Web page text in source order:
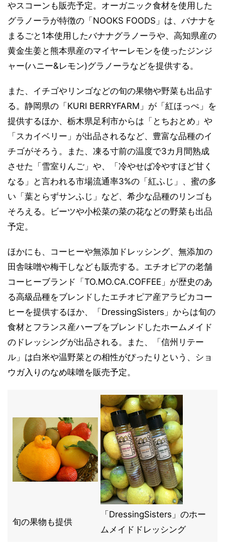
やスコーンも販売予定。オーガニック食材を使用した
グラノーラが特徴の「NOOKS FOODS」は、バナナを
まるごと1本使用したバナナグラノーラや、高知県産の
黄金生姜と熊本県産のマイヤーレモンを使ったジンジ
ャー(ハニー&レモン)グラノーラなどを提供する。
また、イチゴやリンゴなどの旬の果物や野菜も出品す
る。静岡県の「KURI BERRYFARM」が「紅ほっぺ」を
提供するほか、栃木県足利市からは「とちおとめ」や
「スカイベリー」が出品されるなど、豊富な品種のイ
チゴがそろう。また、凍る寸前の温度で3カ月間熟成
させた「雪室りんご」や、「冷やせば冷やすほど甘く
なる」と言われる市場流通率3%の「紅ふじ」、蜜の多
い「葉とらずサンふじ」など、希少な品種のリンゴも
そろえる。ビーツや小松菜の菜の花などの野菜も出品
予定。
ほかにも、コーヒーや無添加ドレッシング、無添加の
田舎味噌や梅干しなども販売する。エチオピアの老舗
コーヒーブランド「TO.MO.CA.COFFEE」が歴史のあ
る高級品種をブレンドしたエチオピア産アラビカコー
ヒーを提供するほか、「DressingSisters」からは旬の
食材とフランス産ハーブをブレンドしたホームメイド
のドレッシングが出品される。また、「信州リテー
ル」は白米や温野菜との相性がぴったりという、ショ
ウガ入りのなめ味噌を販売予定。
旬の果物も提供
「DressingSisters」のホー
ムメイドドレッシング